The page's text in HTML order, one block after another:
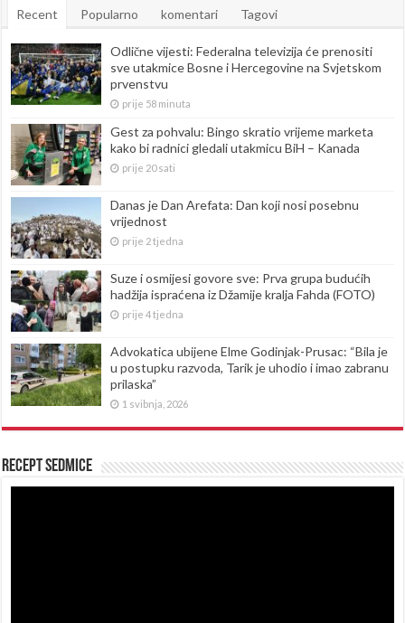
Recent Popularno komentari Tagovi
Odlične vijesti: Federalna televizija će prenositi
sve utakmice Bosne i Hercegovine na Svjetskom
prvenstvu
prije 58 minuta
Gest za pohvalu: Bingo skratio vrijeme marketa
kako bi radnici gledali utakmicu BiH – Kanada
prije 20 sati
Danas je Dan Arefata: Dan koji nosi posebnu
vrijednost
prije 2 tjedna
Suze i osmijesi govore sve: Prva grupa budućih
hadžija ispraćena iz Džamije kralja Fahda (FOTO)
prije 4 tjedna
Advokatica ubijene Elme Godinjak-Prusac: “Bila je
u postupku razvoda, Tarik je uhodio i imao zabranu
prilaska”
1 svibnja, 2026
Recept sedmice